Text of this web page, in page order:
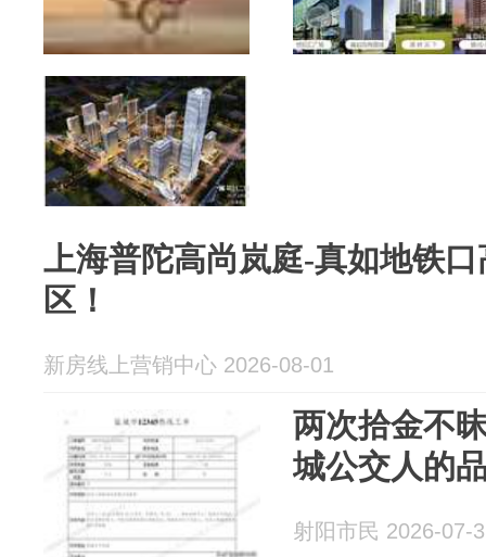
上海普陀高尚岚庭-真如地铁
区！
新房线上营销中心 2026-08-01
两次拾金不
城公交人的
射阳市民 2026-07-